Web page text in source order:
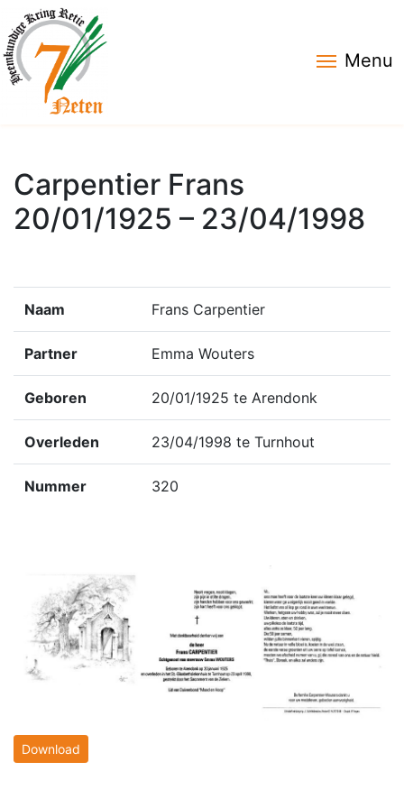
Menu
Carpentier Frans
20/01/1925 – 23/04/1998
Naam Frans Carpentier
Partner Emma Wouters
Geboren 20/01/1925 te Arendonk
Overleden 23/04/1998 te Turnhout
Nummer 320
Download